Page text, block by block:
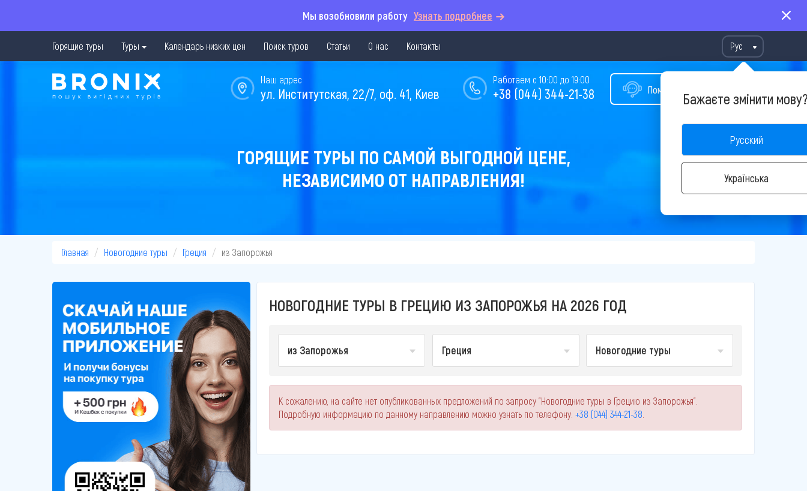
Мы возобновили работу Узнать подробнее
Горящие туры Туры Календарь низких цен Поиск туров Статьи О нас Контакты Рус
Бажаєте змінити
Русский
Українська
Помощь в подборе тура
Работаем с 10:00 до 19:00
+38 (044) 344-21-38
Наш адрес
ул. Институтская, 22/7, оф. 41, Киев
ГОРЯЩИЕ ТУРЫ ПО САМОЙ ВЫГОДНОЙ ЦЕНЕ,
НЕЗАВИСИМО ОТ НАПРАВЛЕНИЯ!
Главная Новогодние туры Греция из Запорожья
НОВОГОДНИЕ ТУРЫ В ГРЕЦИЮ ИЗ ЗАПОРОЖЬЯ НА 2026 ГОД
из Запорожья Греция Новогодние туры
К сожалению, на сайте нет опубликованных предложений по запросу "Новогодние туры в Грецию из Запорожья".
Подробную информацию по данному направлению можно узнать по телефону: +38 (044) 344-21-38